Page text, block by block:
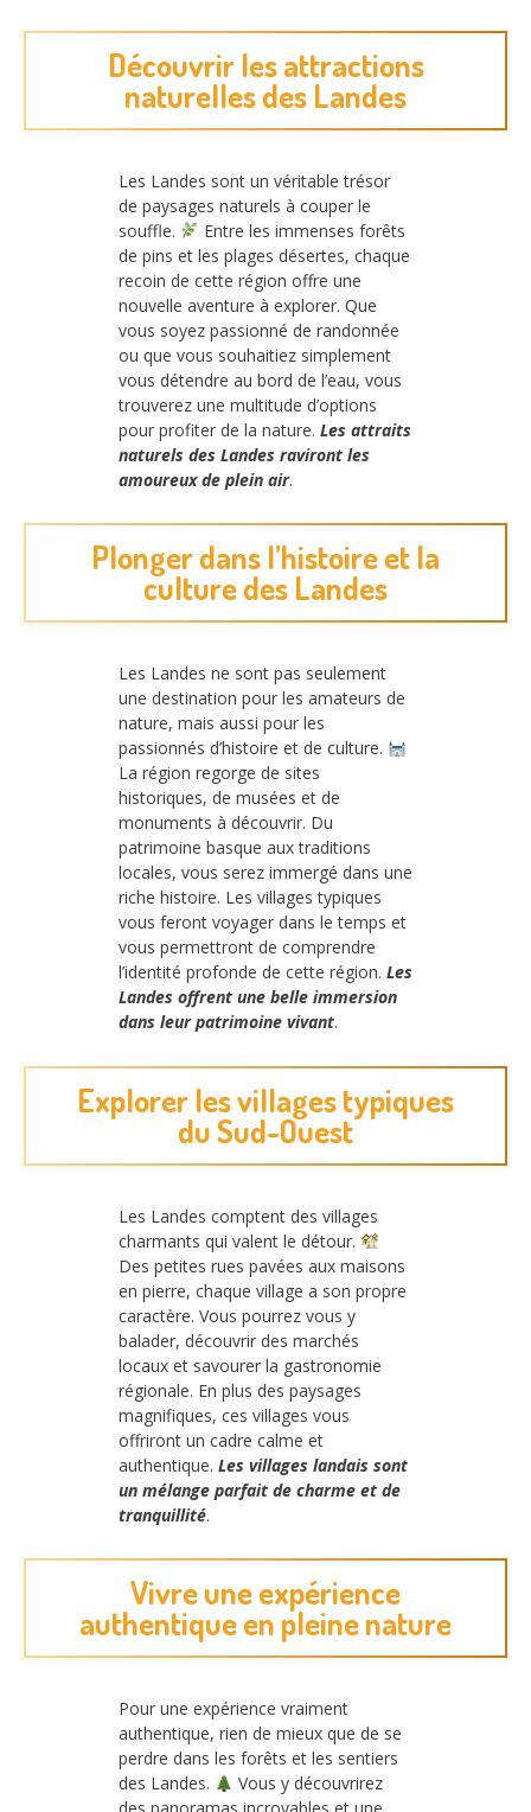
Découvrir les attractions
naturelles des Landes
Les Landes sont un véritable trésor
de paysages naturels à couper le
souffle.
Entre les immenses forêts
de pins et les plages désertes, chaque
recoin de cette région offre une
nouvelle aventure à explorer. Que
vous soyez passionné de randonnée
ou que vous souhaitiez simplement
vous détendre au bord de l’eau, vous
trouverez une multitude d’options
pour profiter de la nature. Les attraits
naturels des Landes raviront les
amoureux de plein air.
Plonger dans l’histoire et la
culture des Landes
Les Landes ne sont pas seulement
une destination pour les amateurs de
nature, mais aussi pour les
passionnés d’histoire et de culture.
La région regorge de sites
historiques, de musées et de
monuments à découvrir. Du
patrimoine basque aux traditions
locales, vous serez immergé dans une
riche histoire. Les villages typiques
vous feront voyager dans le temps et
vous permettront de comprendre
l’identité profonde de cette région. Les
Landes offrent une belle immersion
dans leur patrimoine vivant.
Explorer les villages typiques
du Sud-Ouest
Les Landes comptent des villages
charmants qui valent le détour.
Des petites rues pavées aux maisons
en pierre, chaque village a son propre
caractère. Vous pourrez vous y
balader, découvrir des marchés
locaux et savourer la gastronomie
régionale. En plus des paysages
magnifiques, ces villages vous
offriront un cadre calme et
authentique. Les villages landais sont
un mélange parfait de charme et de
tranquillité.
Vivre une expérience
authentique en pleine nature
Pour une expérience vraiment
authentique, rien de mieux que de se
perdre dans les forêts et les sentiers
des Landes.
Vous y découvrirez